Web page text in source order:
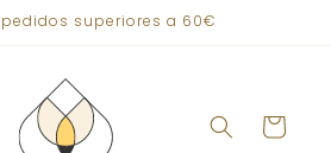
pedidos superiores a 60€
Carrito